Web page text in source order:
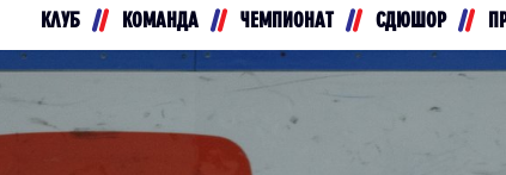
Локо
Кузнецкие Медведи
Мамонты Югры
Хайлайты
Текстовые трансляции
Интернет-магазин
КЛУБ КОМАНДА ЧЕМПИОНАТ СДЮШОР